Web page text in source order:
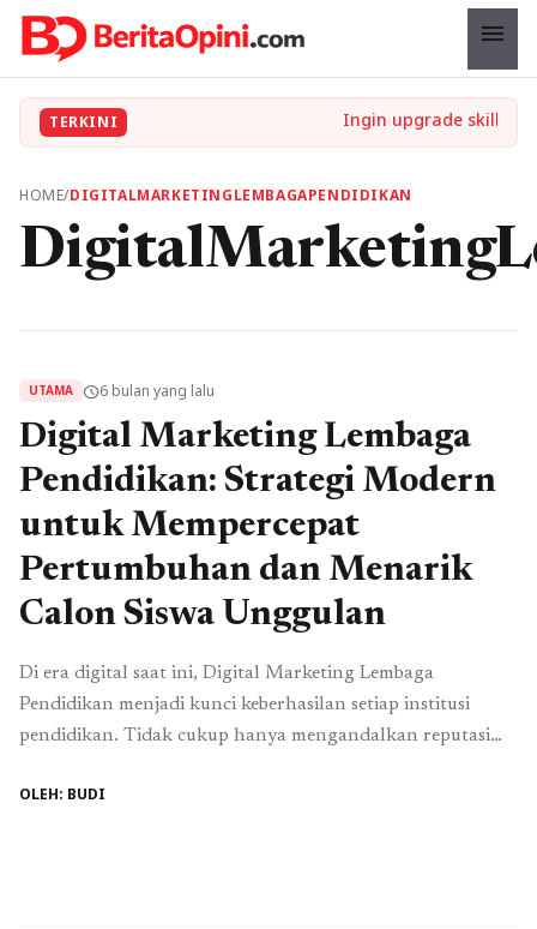
menu
TERKINI
HOME/DIGITALMARKETINGLEMBAGAPENDIDIKAN
UTAMA schedule6 bulan yang lalu
Digital Marketing Lembaga
Pendidikan: Strategi Modern
untuk Mempercepat
Pertumbuhan dan Menarik
Calon Siswa Unggulan
Di era digital saat ini, Digital Marketing Lembaga
Pendidikan menjadi kunci keberhasilan setiap institusi
pendidikan. Tidak cukup hanya mengandalkan reputasi
orang tua kini mencari informasi melalui internet — dari
OLEH: BUDI